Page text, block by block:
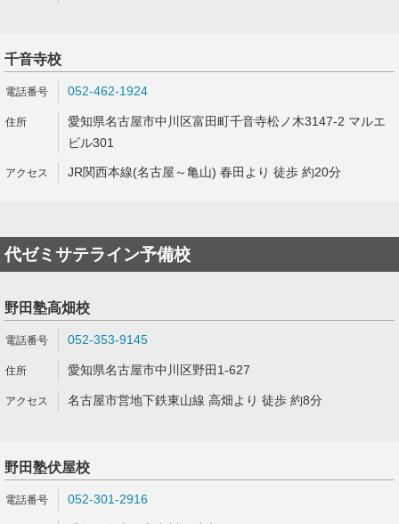
千音寺校
052-462-1924
愛知県名古屋市中川区富田町千音寺松ノ木3147-2 マルエ
ビル301
JR関西本線(名古屋～亀山) 春田より 徒歩 約20分
代ゼミサテライン予備校
野田塾高畑校
052-353-9145
愛知県名古屋市中川区野田1-627
名古屋市営地下鉄東山線 高畑より 徒歩 約8分
野田塾伏屋校
052-301-2916